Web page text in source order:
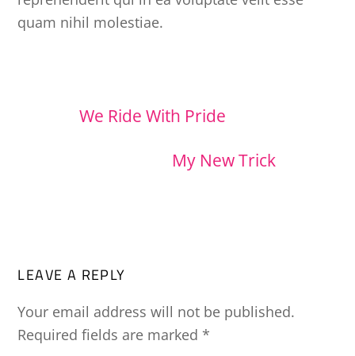
quam nihil molestiae.
We Ride With Pride
My New Trick
LEAVE A REPLY
Your email address will not be published.
Required fields are marked *